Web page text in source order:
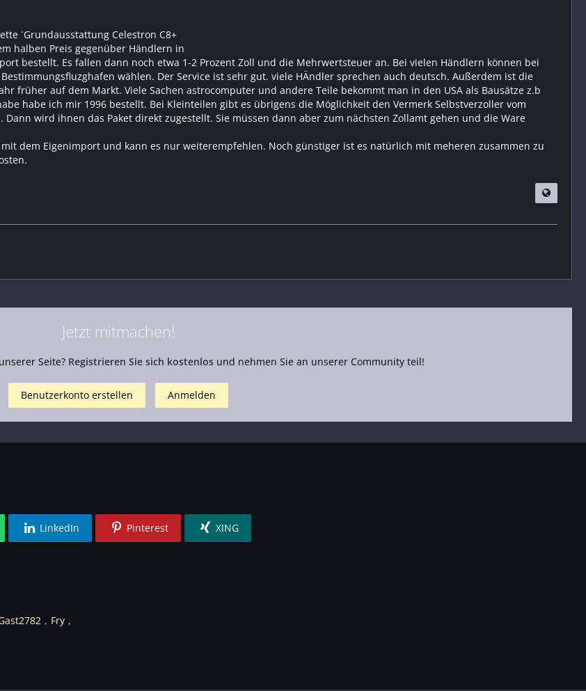
´Grundausstattung Celestron C8+
halben Preis gegenüber Händlern in
bestellt. Es fallen dann noch etwa 1-2 Prozent Zoll und die Mehrwertsteuer an. Bei vielen Händlern können bei
wählen. Der Service ist sehr gut. viele HÄndler sprechen auch deutsch. Außerdem ist die
früher auf dem Markt. Viele Sachen astrocomputer und andere Teile bekommt man in den USA als Bausätze z.b
habe ich mir 1996 bestellt. Bei Kleinteilen gibt es übrigens die Möglichkeit den Vermerk Selbstverzoller vom
Dann wird ihnen das Paket direkt zugestellt. Sie müssen dann aber zum nächsten Zollamt gehen und die Ware
dem Eigenimport und kann es nur weiterempfehlen. Noch günstiger ist es natürlich mit meheren zusammen zu
Jetzt mitmachen!
Seite? Registrieren Sie sich kostenlos und nehmen Sie an unserer Community teil!
Benutzerkonto erstellen Anmelden
LinkedIn Pinterest XING
Fry